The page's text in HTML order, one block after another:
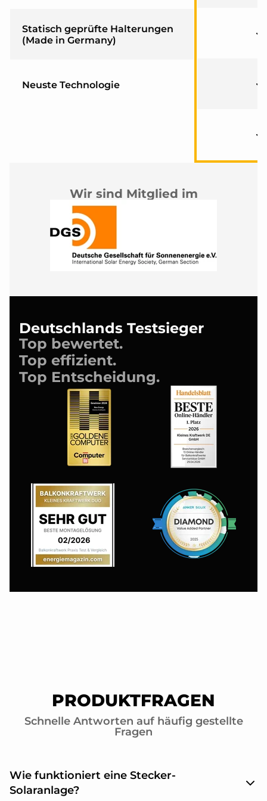
Statisch geprüfte Halterungen
(Made in Germany)
Neuste Technologie
Wir sind Mitglied im
Deutschlands Testsieger
Top bewertet.
Top effizient.
Top Entscheidung.
PRODUKTFRAGEN
Schnelle Antworten auf häufig gestellte
Fragen
Wie funktioniert eine Stecker-
Solaranlage?